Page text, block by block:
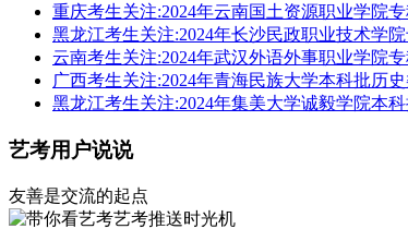
重庆考生关注:2024年云南国土资源职业学院
黑龙江考生关注:2024年长沙民政职业技术学
云南考生关注:2024年武汉外语外事职业学院
广西考生关注:2024年青海民族大学本科批历
黑龙江考生关注:2024年集美大学诚毅学院本
艺考用户说说
友善是交流的起点
艺考推送时光机